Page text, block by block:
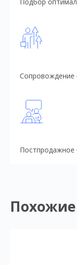
Сопровождение
Постпродажное